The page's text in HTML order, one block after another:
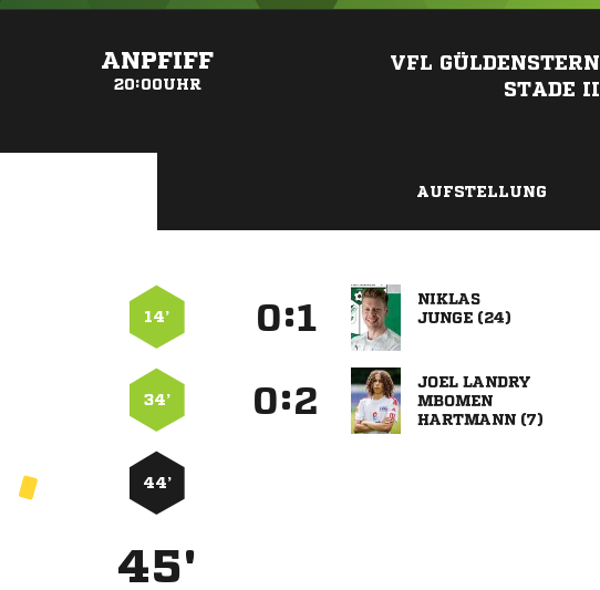
ANPFIFF
20:00UHR
VFL GÜLDENSTERN
STADE II
AUFSTELLUNG
14’ :

 
34’ :
 

 
44’
45'